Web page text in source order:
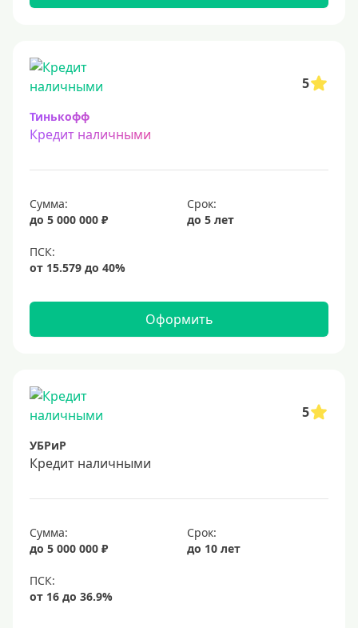
5
Тинькофф
Кредит наличными
Сумма:
до 5 000 000 ₽
Срок:
до 5 лет
Оформить
5
УБРиР
Кредит наличными
Сумма:
до 5 000 000 ₽
Срок:
до 10 лет